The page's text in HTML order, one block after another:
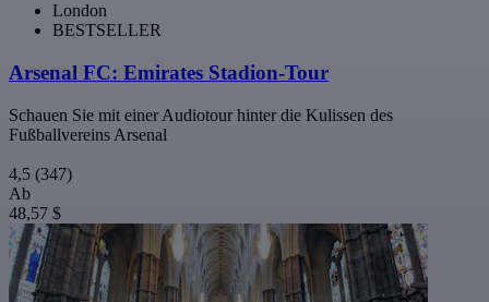
London
BESTSELLER
Arsenal FC: Emirates Stadion-Tour
Schauen Sie mit einer Audiotour hinter die Kulissen des
Fußballvereins Arsenal
4,5 (347)
Ab
48,57 $